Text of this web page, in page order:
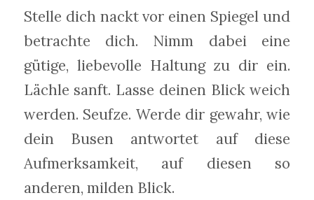
Stelle dich nackt vor einen Spiegel und
betrachte dich. Nimm dabei eine
gütige, liebevolle Haltung zu dir ein.
Lächle sanft. Lasse deinen Blick weich
werden. Seufze. Werde dir gewahr, wie
dein Busen antwortet auf diese
Aufmerksamkeit, auf diesen so
anderen, milden Blick.